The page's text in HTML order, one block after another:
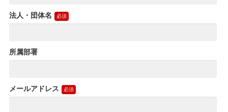
法人・団体名
所属部署
メールアドレス